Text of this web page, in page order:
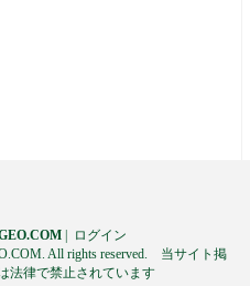
|
ログイン
All rights reserved. 当サイト掲
法律で禁止されています